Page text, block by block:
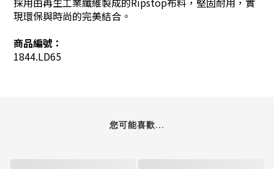
現環保與時尚的完美結合。
商品編號：
1844.LD65
您可能喜歡...